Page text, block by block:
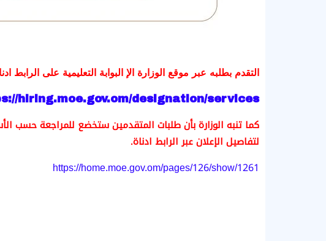
التقدم بطلبه عبر موقع الوزارة الإ البوابة التعليمية على الرابط
hiring.moe.gov.om/designation/services/
كما تنبه الوزارة بأن طلبات المتقدمين ستخضع للمراجعة حسب
لتفاصيل الإعلان عبر الرابط ادناة.
https://home.moe.gov.om/pages/126/show/1261